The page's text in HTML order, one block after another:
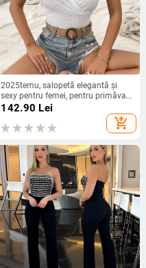
2025temu, salopetă elegantă și
sexy pentru femei, pentru primăvară
și vară, nouă, slim fit, slim, conică,
142.90 Lei
add_shopping_cart